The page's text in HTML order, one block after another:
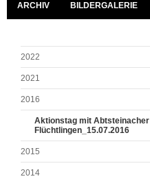
ARCHIV BILDERGALERIE
2022
2021
2016
Aktionstag mit Abtsteinacher
Flüchtlingen_15.07.2016
2015
2014